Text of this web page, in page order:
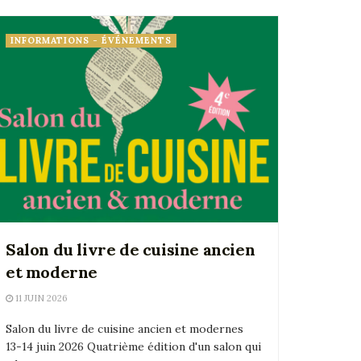
INFORMATIONS - ÉVÉNEMENTS
Salon du livre de cuisine ancien
et moderne
11 JUIN 2026
Salon du livre de cuisine ancien et modernes
13-14 juin 2026 Quatrième édition d'un salon qui